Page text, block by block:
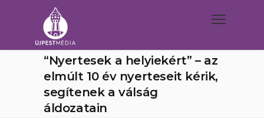
“Nyertesek a helyiekért” – az
elmúlt 10 év nyerteseit kérik,
segítenek a válság
áldozatain